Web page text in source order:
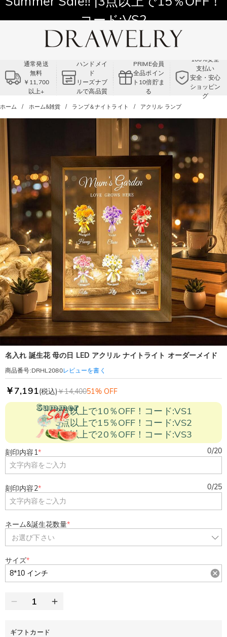
Summer Sale!! |3点以上で15％OFF！
コード:VS2
通常発送
無料
￥11,700
以上+
ハンドメイ
ド
リーズナブ
ルで高品質
PRIME会員
全品ポイン
ト10倍貯ま
る
100%安全
支払い
安全・安心
ショッピン
グ
ホーム ホーム&雑貨 ランプ＆ナイトライト アクリル ランプ
名入れ 誕生花 母の日 LED アクリル ナイトライト オーダーメイド
商品番号:DRHL2080レビューを書く
￥7,191(税込)￥14,40051% OFF
2点以上で10％OFF！コード:VS1
3点以上で15％OFF！コード:VS2
5点以上で20％OFF！コード:VS3
刻印内容1* 0/20
刻印内容2* 0/25
ネーム&誕生花数量*
お選び下さい
サイズ*
ギフトカード